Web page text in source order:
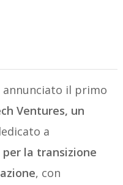
annunciato il primo
Ventures, un
a
per la transizione
, con